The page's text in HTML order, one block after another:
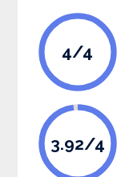
4/4
3.92/4